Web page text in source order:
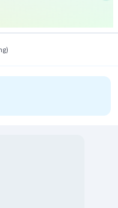
tepat adalah C.
)